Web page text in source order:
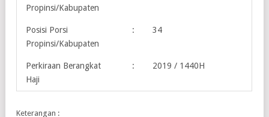
Propinsi/Kabupaten
Posisi Porsi
Propinsi/Kabupaten
: 34
Perkiraan Berangkat
Haji
: 2019 / 1440H
Keterangan :